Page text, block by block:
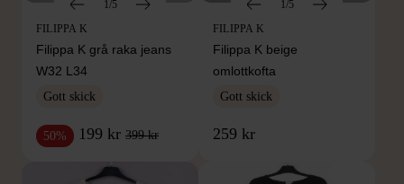
1/5
FILIPPA K
Filippa K grå raka jeans
W32 L34
Gott skick
50% 199 kr 399 kr
1/5
FILIPPA K
Filippa K beige
omlottkofta
Gott skick
259 kr